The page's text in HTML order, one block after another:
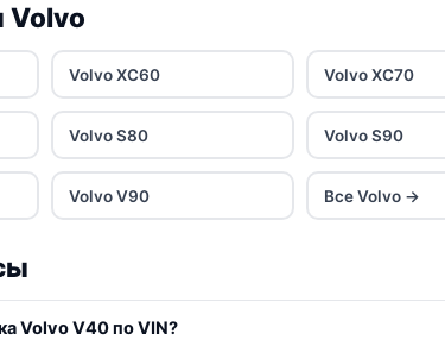
Volvo
Volvo XC60 Volvo XC70
Volvo S80 Volvo S90
Volvo V90 Все Volvo →
Volvo V40 по VIN?